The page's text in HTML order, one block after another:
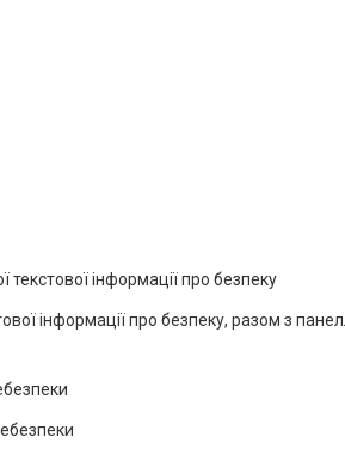
інформації про безпеку
інформації про безпеку, разом з